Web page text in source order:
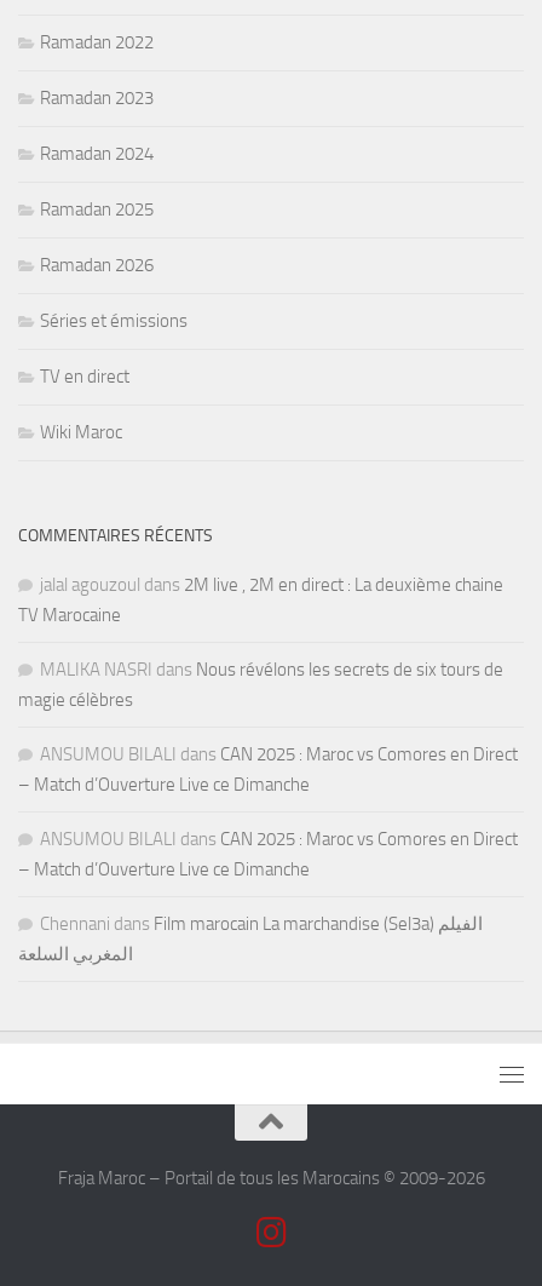
Ramadan 2022
Ramadan 2023
Ramadan 2024
Ramadan 2025
Ramadan 2026
Séries et émissions
TV en direct
Wiki Maroc
COMMENTAIRES RÉCENTS
jalal agouzoul dans 2M live , 2M en direct : La deuxième chaine
TV Marocaine
MALIKA NASRI dans Nous révélons les secrets de six tours de
magie célèbres
ANSUMOU BILALI dans CAN 2025 : Maroc vs Comores en Direct
– Match d’Ouverture Live ce Dimanche
ANSUMOU BILALI dans CAN 2025 : Maroc vs Comores en Direct
– Match d’Ouverture Live ce Dimanche
Chennani dans Film marocain La marchandise (Sel3a) الفيلم
المغربي السلعة
Fraja Maroc – Portail de tous les Marocains © 2009-2026